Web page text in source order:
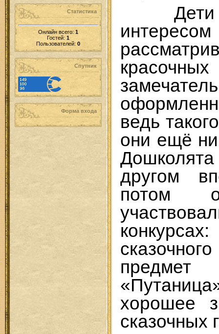
Статистика
Онлайн всего: 1
Гостей: 1
Пользователей: 0
Спутник
Форма входа
ведь
они ещё
Дошколята
другом
потом
хорошее
сказочных